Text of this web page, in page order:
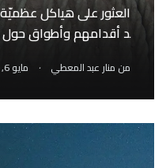
العثور على هياكل
د أقدامهم وأطواق حول
من منار عبد المعطي . مايو 6, 2024